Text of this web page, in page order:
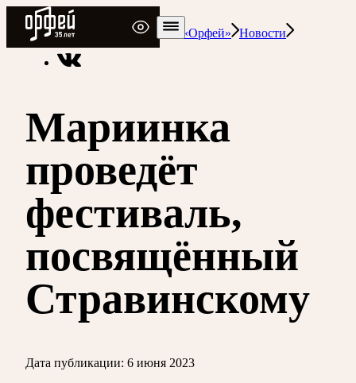
Радио Орфей
Радио классической музыки «Орфей»
Новости
Мариинка
проведёт
фестиваль,
посвящённый
Стравинскому
Дата публикации: 6 июня 2023